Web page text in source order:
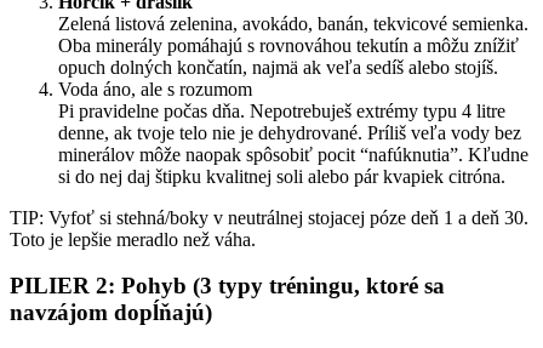
Zelená listová zelenina, avokádo, banán, tekvicové semienka.
Oba minerály pomáhajú s rovnováhou tekutín a môžu znížiť
opuch dolných končatín, najmä ak veľa sedíš alebo stojíš.
Voda áno, ale s rozumom
Pi pravidelne počas dňa. Nepotrebuješ extrémy typu 4 litre
denne, ak tvoje telo nie je dehydrované. Príliš veľa vody bez
minerálov môže naopak spôsobiť pocit “nafúknutia”. Kľudne
si do nej daj štipku kvalitnej soli alebo pár kvapiek citróna.
TIP: Vyfoť si stehná/boky v neutrálnej stojacej póze deň 1 a deň 30.
Toto je lepšie meradlo než váha.
PILIER 2: Pohyb (3 typy tréningu, ktoré sa
navzájom dopĺňajú)